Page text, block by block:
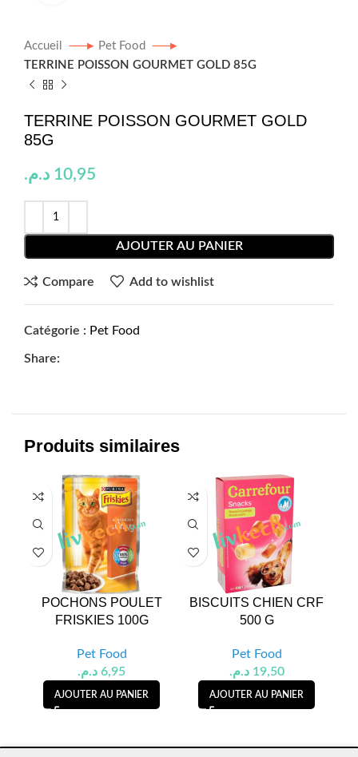
Accueil
Pet Food
TERRINE POISSON GOURMET GOLD 85G
TERRINE POISSON GOURMET GOLD
85G
10,95 د.م.
AJOUTER AU PANIER
Compare Add to wishlist
Catégorie : Pet Food
Share:
Produits similaires
POCHONS POULET
FRISKIES 100G
Pet Food
6,95 د.م.
AJOUTER AU PANIER
BISCUITS CHIEN CRF
500 G
Pet Food
19,50 د.م.
AJOUTER AU PANIER